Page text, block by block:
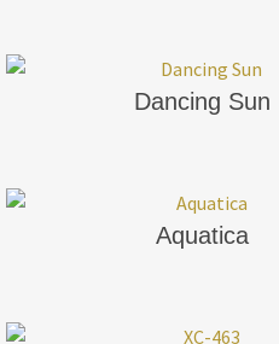
Dancing Sun
Aquatica